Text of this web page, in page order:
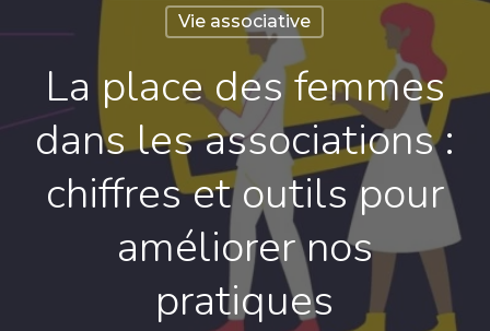
Vie associative
La place des femmes
dans les associations :
chiffres et outils pour
améliorer nos
pratiques